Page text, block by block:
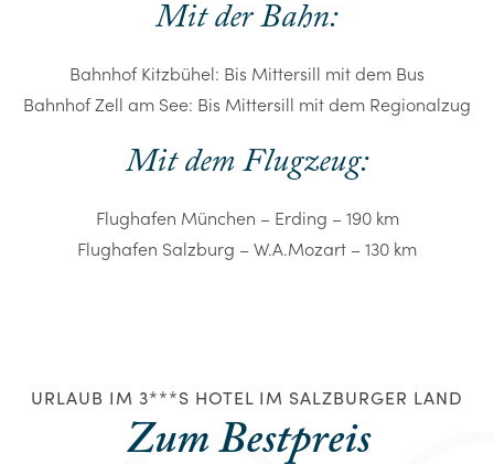
Mit der Bahn:
Bahnhof Kitzbühel: Bis Mittersill mit dem Bus
Bahnhof Zell am See: Bis Mittersill mit dem Regionalzug
Mit dem Flugzeug:
Flughafen München – Erding – 190 km
Flughafen Salzburg – W.A.Mozart – 130 km
URLAUB IM 3***S HOTEL IM SALZBURGER LAND
Zum Bestpreis